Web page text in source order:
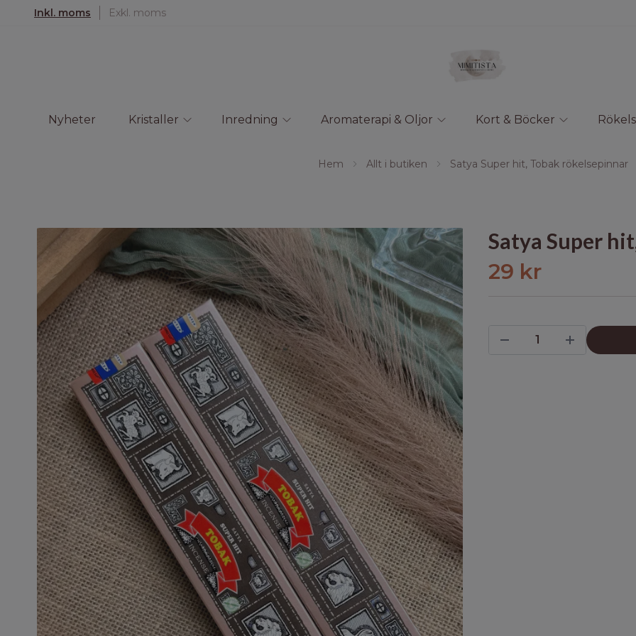
Inkl. moms Exkl. moms
Nyheter Kristaller Inredning Aromaterapi & Oljor Kort & Böcker
Hem Allt i butiken Satya Super hit, Tobak rökelsepinnar
Satya Super
29 kr